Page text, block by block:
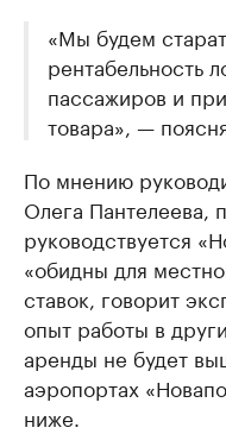
«Мы будем
рентабельность
пассажиров и
товара», —
По мнению
Олега Пантелеева,
руководствуется
«обидны для
ставок, говорит
опыт работы в
аренды не будет
аэропортах
ниже.